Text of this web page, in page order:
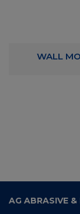
WALL
AG ABRASIVE &